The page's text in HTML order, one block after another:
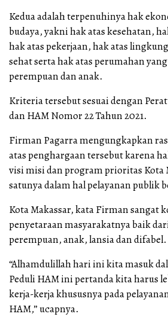
Kedua adalah terpenuhinya hak
budaya, yakni hak atas kesehatan,
hak atas pekerjaan, hak atas
sehat serta hak atas perumahan
perempuan dan anak.
Kriteria tersebut sesuai dengan
dan HAM Nomor 22 Tahun 2021.
Firman Pagarra mengungkapkan
atas penghargaan tersebut karena
visi misi dan program prioritas Kota
satunya dalam hal pelayanan publik
Kota Makassar, kata Firman sangat
penyetaraan masyarakatnya baik
perempuan, anak, lansia dan difabel.
“Alhamdulillah hari ini kita masuk
Peduli HAM ini pertanda kita harus
kerja-kerja khususnya pada
HAM,” ucapnya.